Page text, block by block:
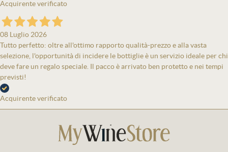
Acquirente verificato
08 Luglio 2026
Tutto perfetto: oltre all'ottimo rapporto qualità-prezzo e alla vasta
selezione, l'opportunità di incidere le bottiglie è un servizio ideale per chi
deve fare un regalo speciale. Il pacco è arrivato ben protetto e nei tempi
previsti!
Acquirente verificato